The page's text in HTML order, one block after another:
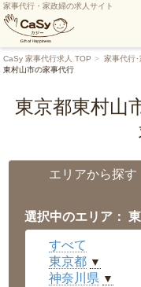
家事代行・家政婦の求人サイト
CaSy 家事代行求人 TOP 家事代行
東村山市の家事代行
東京都東村山
エリアから探す
選択中のエリア：
すべて
東京都 ▼
神奈川県 ▼